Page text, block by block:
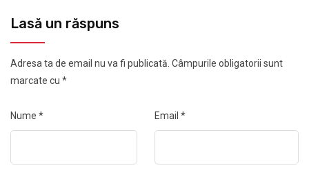
Lasă un răspuns
Adresa ta de email nu va fi publicată. Câmpurile obligatorii sunt
marcate cu *
Nume * Email *